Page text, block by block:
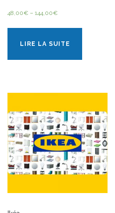
48,00€ – 144,00€
LIRE LA SUITE